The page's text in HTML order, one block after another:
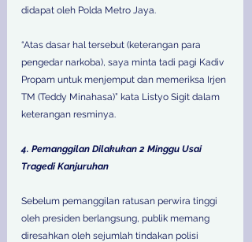
didapat oleh Polda Metro Jaya.
“Atas dasar hal tersebut (keterangan para
pengedar narkoba), saya minta tadi pagi Kadiv
Propam untuk menjemput dan memeriksa Irjen
TM (Teddy Minahasa)” kata Listyo Sigit dalam
keterangan resminya.
4. Pemanggilan Dilakukan 2 Minggu Usai
Tragedi Kanjuruhan
Sebelum pemanggilan ratusan perwira tinggi
oleh presiden berlangsung, publik memang
diresahkan oleh sejumlah tindakan polisi